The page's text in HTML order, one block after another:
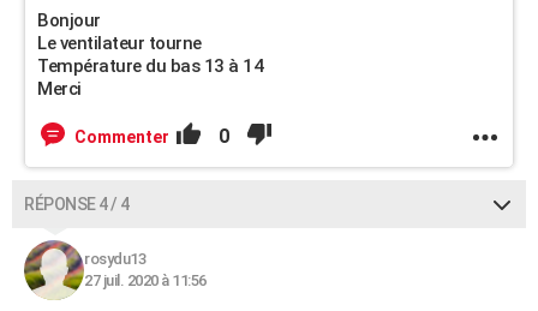
Bonjour
Le ventilateur tourne
Température du bas 13 à 14
Merci
Commenter 0
RÉPONSE 4 / 4
rosydu13
27 juil. 2020 à 11:56